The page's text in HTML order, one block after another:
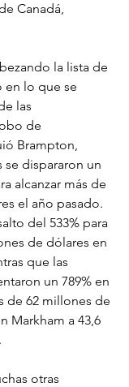
Canadá,
la lista de
en lo que se
las
de
Brampton,
se dispararon un
alcanzar más de
el año pasado.
del 533% para
de dólares en
que las
un 789% en
de 62 millones de
Markham a 43,6
otras